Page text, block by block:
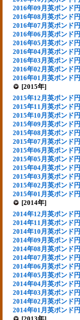
2016年09月英ポンド円
2016年08月英ポンド円
2016年07月英ポンド円
2016年06月英ポンド円
2016年05月英ポンド円
2016年04月英ポンド円
2016年03月英ポンド円
2016年02月英ポンド円
2016年01月英ポンド円
[2015年]
2015年12月英ポンド円
2015年11月英ポンド円
2015年10月英ポンド円
2015年09月英ポンド円
2015年08月英ポンド円
2015年07月英ポンド円
2015年06月英ポンド円
2015年05月英ポンド円
2015年04月英ポンド円
2015年03月英ポンド円
2015年02月英ポンド円
2015年01月英ポンド円
[2014年]
2014年12月英ポンド円
2014年11月英ポンド円
2014年10月英ポンド円
2014年09月英ポンド円
2014年08月英ポンド円
2014年07月英ポンド円
2014年06月英ポンド円
2014年05月英ポンド円
2014年04月英ポンド円
2014年03月英ポンド円
2014年02月英ポンド円
2014年01月英ポンド円